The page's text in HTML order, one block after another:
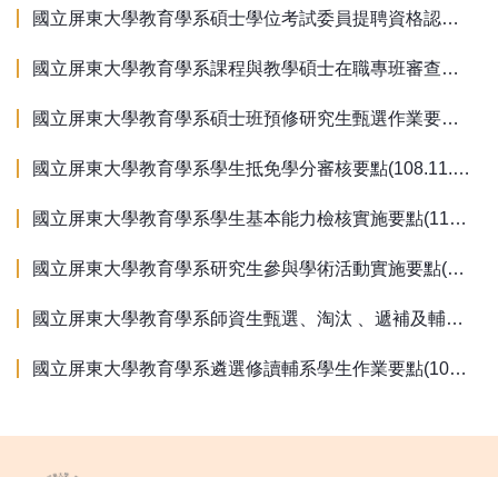
國立屏東大學教育學系碩士學位考試委員提聘資格認定實施要點(114.10.9修正)
國立屏東大學教育學系課程與教學碩士在職專班審查以專業實務報告代替碩士論文審查要點(114.03.27修正)
國立屏東大學教育學系碩士班預修研究生甄選作業要點(107.03.29修正)
國立屏東大學教育學系學生抵免學分審核要點(108.11.23修正)
國立屏東大學教育學系學生基本能力檢核實施要點(111.09.01修正)
國立屏東大學教育學系研究生參與學術活動實施要點(106.10.26修正)
國立屏東大學教育學系師資生甄選、淘汰 、遞補及輔導作業要點(105.05.10修正)
國立屏東大學教育學系遴選修讀輔系學生作業要點(106.06.08修正)